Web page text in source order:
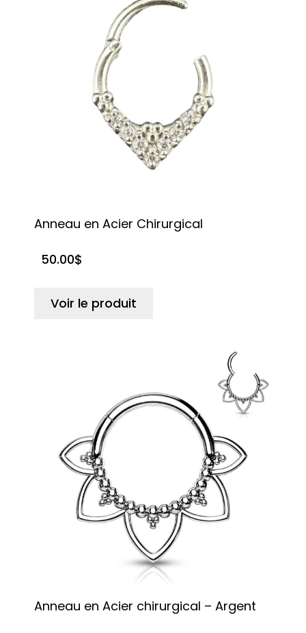
Anneau en Acier Chirurgical
50.00$
Voir le produit
Anneau en Acier chirurgical – Argent